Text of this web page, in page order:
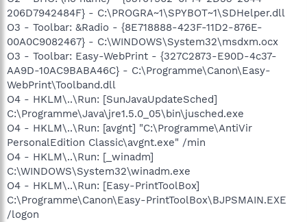
206D7942484F} - C:\PROGRA~1\SPYBOT~1\SDHelper.dll
O3 - Toolbar: &Radio - {8E718888-423F-11D2-876E-
00A0C9082467} - C:\WINDOWS\System32\msdxm.ocx
O3 - Toolbar: Easy-WebPrint - {327C2873-E90D-4c37-
AA9D-10AC9BABA46C} - C:\Programme\Canon\Easy-
WebPrint\Toolband.dll
O4 - HKLM\..\Run: [SunJavaUpdateSched]
C:\Programme\Java\jre1.5.0_05\bin\jusched.exe
O4 - HKLM\..\Run: [avgnt] "C:\Programme\AntiVir
PersonalEdition Classic\avgnt.exe" /min
O4 - HKLM\..\Run: [_winadm]
C:\WINDOWS\System32\winadm.exe
O4 - HKLM\..\Run: [Easy-PrintToolBox]
C:\Programme\Canon\Easy-PrintToolBox\BJPSMAIN.EXE
/logon